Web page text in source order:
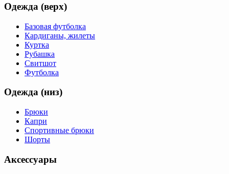
Одежда (верх)
Базовая футболка
Кардиганы, жилеты
Куртка
Рубашка
Свитшот
Футболка
Одежда (низ)
Брюки
Капри
Спортивные брюки
Шорты
Аксессуары